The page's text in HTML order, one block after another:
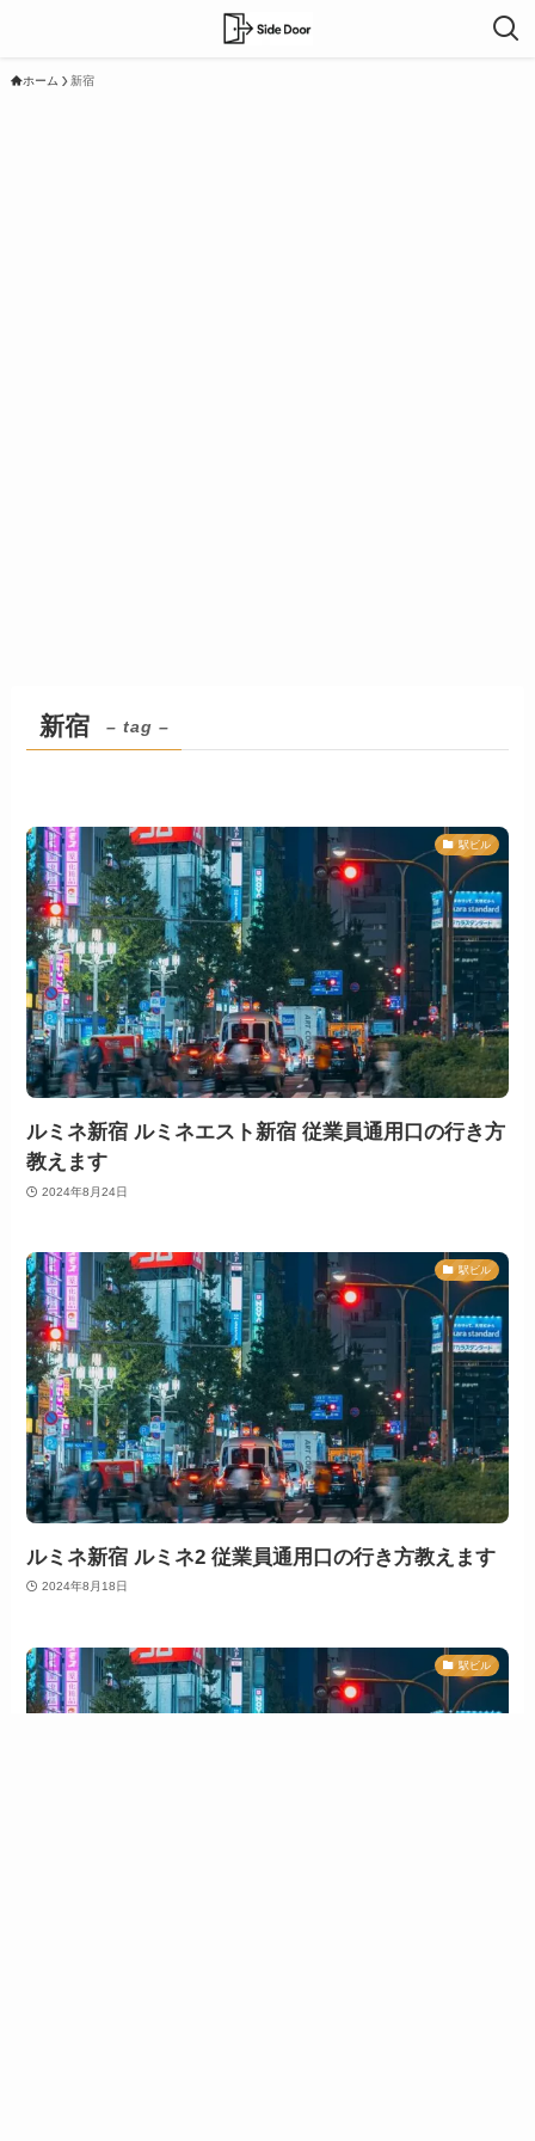
ホーム 新宿
新宿 – tag –
駅ビル
ルミネ新宿 ルミネエスト新宿 従業員通用口の行き方
教えます
2024年8月24日
駅ビル
ルミネ新宿 ルミネ2 従業員通用口の行き方教えます
2024年8月18日
駅ビル